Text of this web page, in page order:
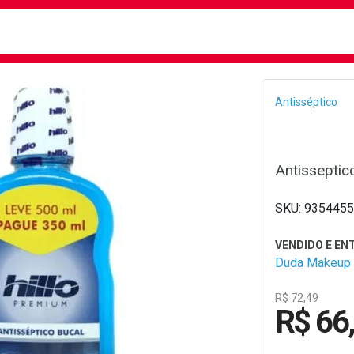
Antisséptico
Duda Makeup
R$ 72,49
R$